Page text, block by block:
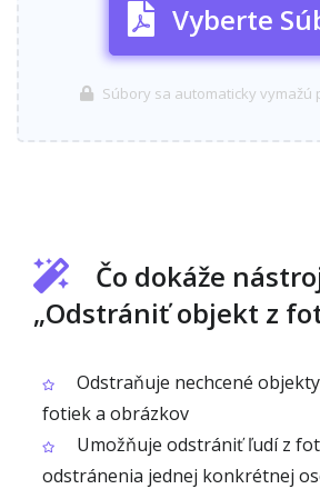
Vyberte
Súbory sa automaticky vymažú
Čo dokáže
„Odstrániť objekt z
Odstraňuje nechcené
fotiek a obrázkov
Umožňuje odstrániť ľudí z
odstránenia jednej konkrétnej